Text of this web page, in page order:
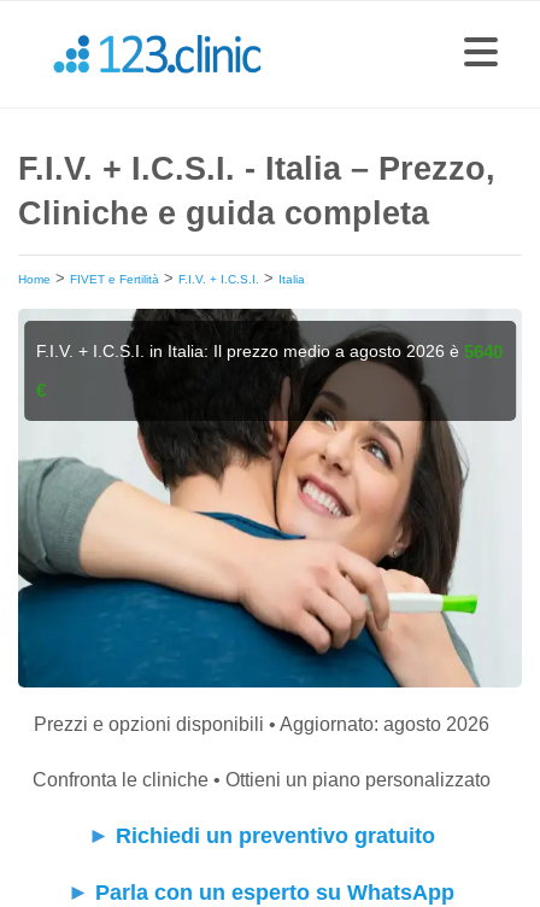
F.I.V. + I.C.S.I. - Italia – Prezzo,
Cliniche e guida completa
Home > FIVET e Fertilità > F.I.V. + I.C.S.I. > Italia
F.I.V. + I.C.S.I. in Italia: Il prezzo medio a agosto 2026 è5640
€
Prezzi e opzioni disponibili • Aggiornato: agosto 2026
Confronta le cliniche • Ottieni un piano personalizzato
► Richiedi un preventivo gratuito
► Parla con un esperto su WhatsApp